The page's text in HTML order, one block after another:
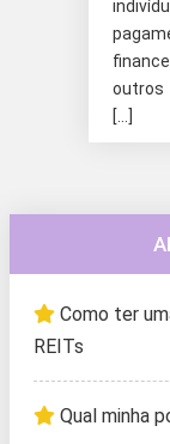
outros
[…]
Como ter
REITs
Qual minha